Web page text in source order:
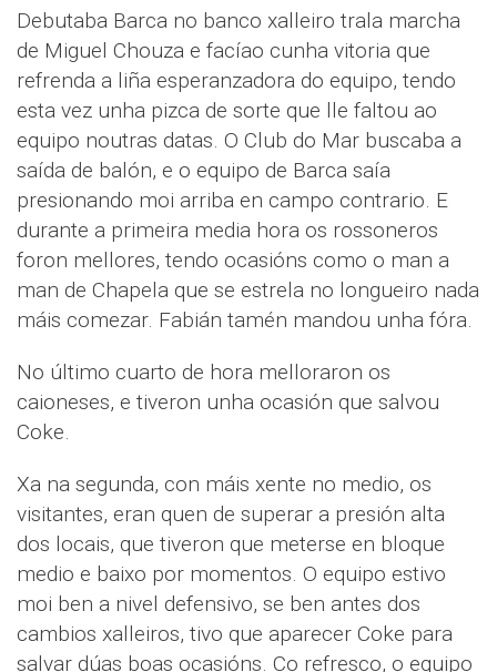
Debutaba Barca no banco xalleiro trala marcha
de Miguel Chouza e facíao cunha vitoria que
refrenda a liña esperanzadora do equipo, tendo
esta vez unha pizca de sorte que lle faltou ao
equipo noutras datas. O Club do Mar buscaba a
saída de balón, e o equipo de Barca saía
presionando moi arriba en campo contrario. E
durante a primeira media hora os rossoneros
foron mellores, tendo ocasións como o man a
man de Chapela que se estrela no longueiro nada
máis comezar. Fabián tamén mandou unha fóra.
No último cuarto de hora melloraron os
caioneses, e tiveron unha ocasión que salvou
Coke.
Xa na segunda, con máis xente no medio, os
visitantes, eran quen de superar a presión alta
dos locais, que tiveron que meterse en bloque
medio e baixo por momentos. O equipo estivo
moi ben a nivel defensivo, se ben antes dos
cambios xalleiros, tivo que aparecer Coke para
salvar dúas boas ocasións. Co refresco, o equipo